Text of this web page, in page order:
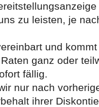
zu leisten, je
und
ganz oder
fällig.
nur nach
ihrer